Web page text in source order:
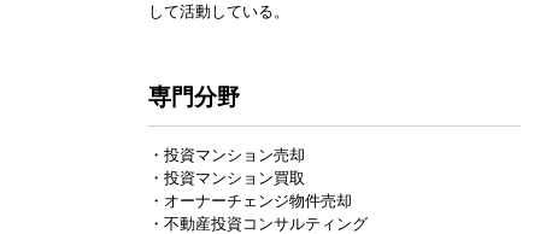
して活動している。
専門分野
・投資マンション売却
・投資マンション買取
・オーナーチェンジ物件売却
・不動産投資コンサルティング